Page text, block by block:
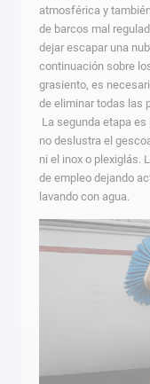
atmosférica y
de barcos mal
dejar escapar una
continuación sobre
grasiento, es
de eliminar todas las
La segunda etapa
no deslustra el
ni el inox o plexiglás.
de empleo dejando
lavando con agua.